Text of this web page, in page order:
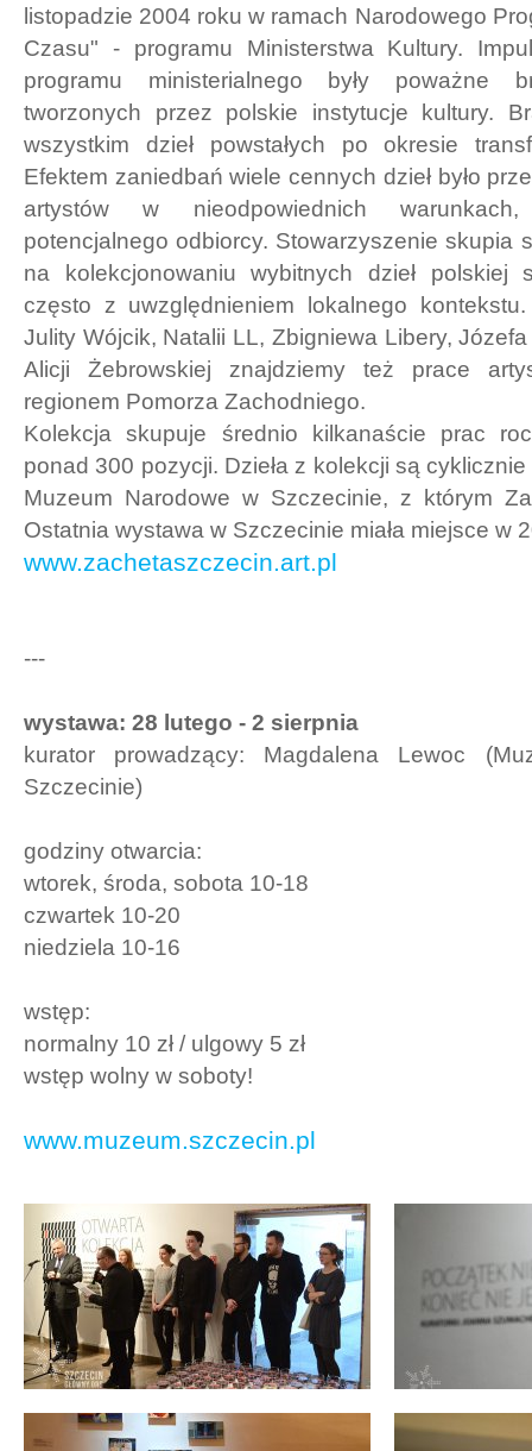
listopadzie 2004 roku w ramach Narodowego
Czasu" - programu Ministerstwa Kultury.
programu ministerialnego były poważne
tworzonych przez polskie instytucje kultury.
wszystkim dzieł powstałych po okresie
Efektem zaniedbań wiele cennych dzieł było
artystów w nieodpowiednich
potencjalnego odbiorcy. Stowarzyszenie skupia
na kolekcjonowaniu wybitnych dzieł polskiej
często z uwzględnieniem lokalnego
Julity Wójcik, Natalii LL, Zbigniewa Libery,
Alicji Żebrowskiej znajdziemy też prace
regionem Pomorza Zachodniego.
Kolekcja skupuje średnio kilkanaście prac
ponad 300 pozycji. Dzieła z kolekcji są
Muzeum Narodowe w Szczecinie, z którym
Ostatnia wystawa w Szczecinie miała miejsce w
www.zachetaszczecin.art.pl
---
wystawa: 28 lutego - 2 sierpnia
kurator prowadzący: Magdalena Lewoc
Szczecinie)
godziny otwarcia:
wtorek, środa, sobota 10-18
czwartek 10-20
niedziela 10-16
wstęp:
normalny 10 zł / ulgowy 5 zł
wstęp wolny w soboty!
www.muzeum.szczecin.pl